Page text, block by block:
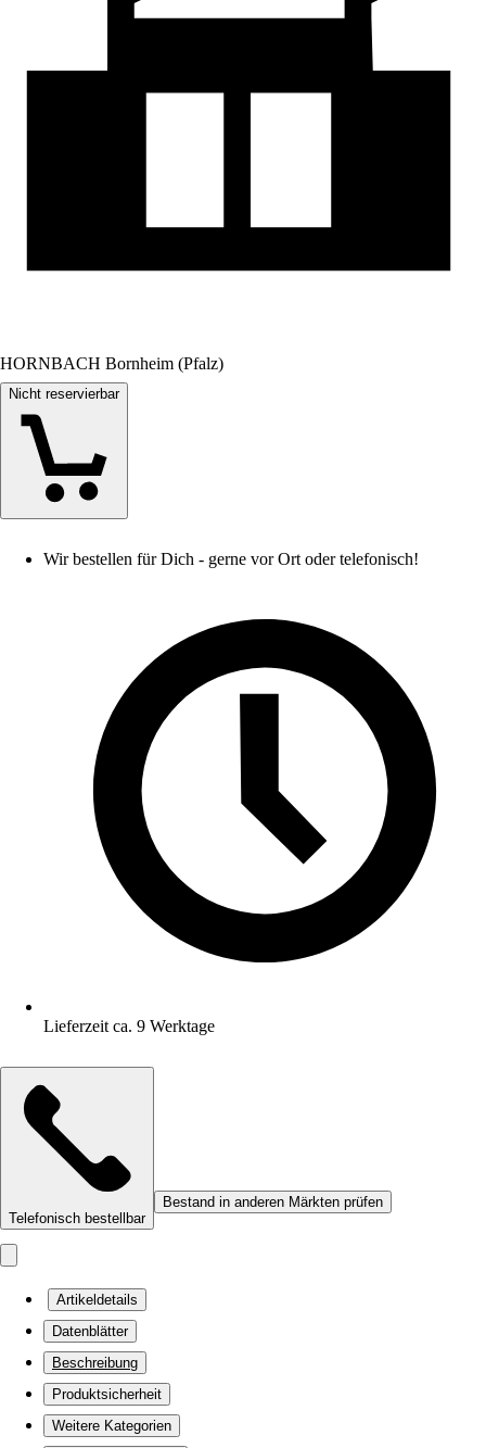
HORNBACH Bornheim (Pfalz)
Nicht reservierbar
Wir bestellen für Dich - gerne vor Ort oder telefonisch!
Lieferzeit ca. 9 Werktage
Telefonisch bestellbar
Bestand in anderen Märkten prüfen
Artikeldetails
Datenblätter
Beschreibung
Produktsicherheit
Weitere Kategorien